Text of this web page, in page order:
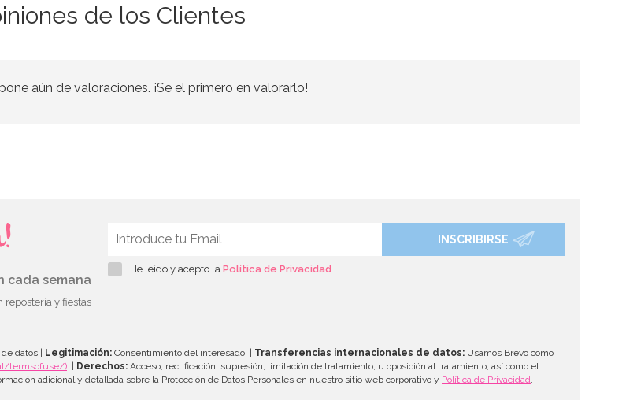
de los Clientes
aún de valoraciones. ¡Se el primero en valorarlo!
cada semana
repostería y fiestas
INSCRIBIRSE
He leído y acepto la Política de Privacidad
datos | Legitimación: Consentimiento del interesado. | Transferencias internacionales de datos: Usamos Brevo como
termsofuse/) . | Derechos: Acceso, rectificación, supresión, limitación de tratamiento, u oposición al tratamiento, así como el
adicional y detallada sobre la Protección de Datos Personales en nuestro sitio web corporativo y Política de Privacidad